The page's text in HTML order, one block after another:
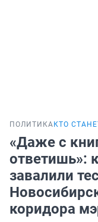
ПОЛИТИКА КТО
«Даже с
ответишь»:
завалили
коридора